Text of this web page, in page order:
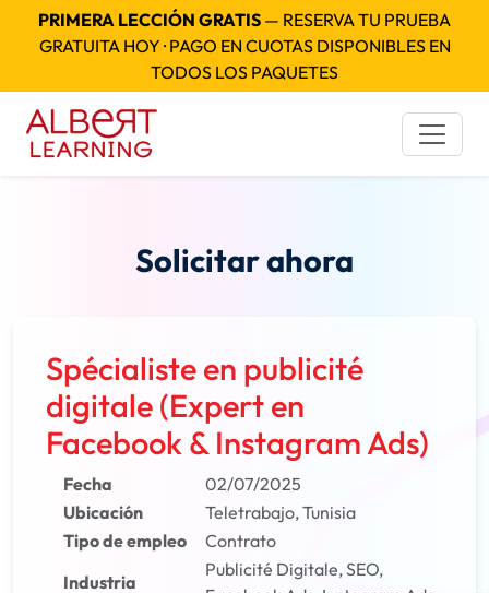
PRIMERA LECCIÓN GRATIS — RESERVA TU PRUEBA
GRATUITA HOY · PAGO EN CUOTAS DISPONIBLES EN
TODOS LOS PAQUETES
Solicitar ahora
Spécialiste en publicité
digitale (Expert en
Facebook & Instagram Ads)
Fecha
02/07/2025
Ubicación
Teletrabajo, Tunisia
Tipo de empleo
Contrato
Industria
Publicité Digitale, SEO,